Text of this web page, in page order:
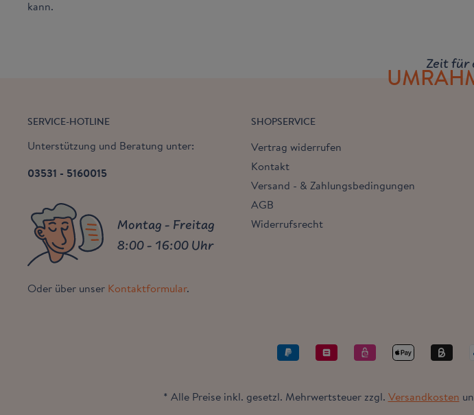
kann.
Zeit für
SERVICE-HOTLINE
Unterstützung und Beratung unter:
03531 - 5160015
Montag - Freitag
8:00 - 16:00 Uhr
Oder über unser Kontaktformular.
SHOPSERVICE
Vertrag widerrufen
Kontakt
Versand - & Zahlungsbedingungen
AGB
Widerrufsrecht
* Alle Preise inkl. gesetzl. Mehrwertsteuer zzgl. Versandkosten